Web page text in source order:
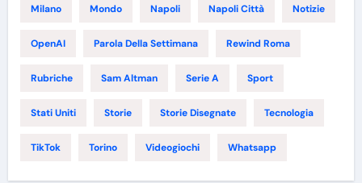
Milano Mondo Napoli Napoli Città Notizie
OpenAI Parola Della Settimana Rewind Roma
Rubriche Sam Altman Serie A Sport
Stati Uniti Storie Storie Disegnate Tecnologia
TikTok Torino Videogiochi Whatsapp